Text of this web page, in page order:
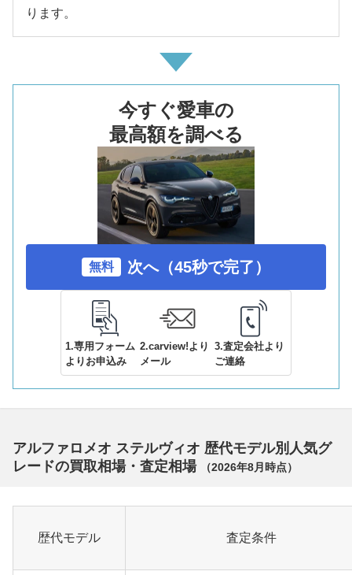
ります。
今すぐ愛車の
最高額を調べる
無料 次へ（45秒で完了）
1.専用フォーム
よりお申込み
2.carview!より
メール
3.査定会社より
ご連絡
アルファロメオ ステルヴィオ 歴代モデル別人気グ
レードの買取相場・査定相場
（2026年8月 時点）
歴代モデル 査定条件